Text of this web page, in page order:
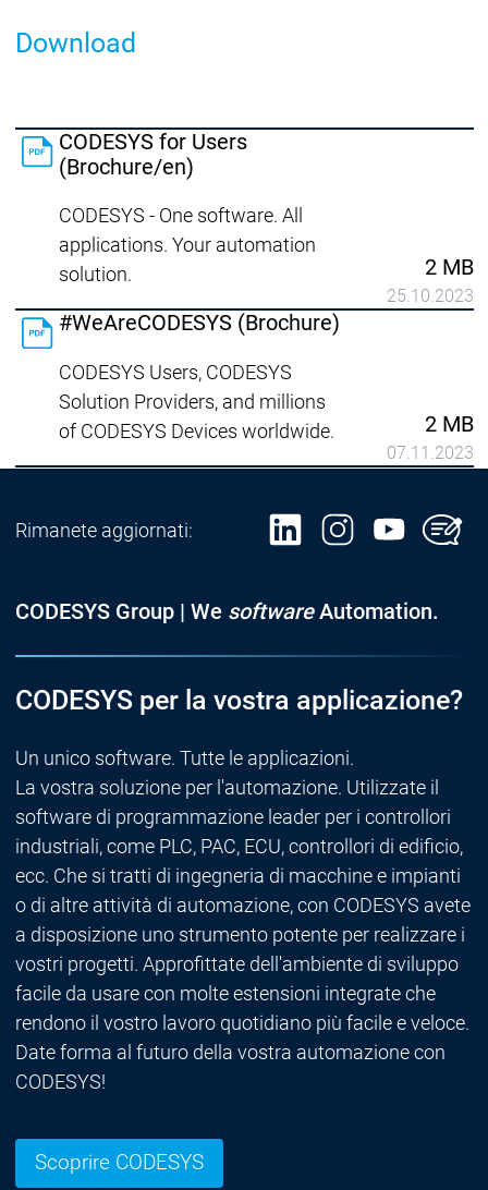
Download
CODESYS for Users
(Brochure/en)
CODESYS - One software. All
applications. Your automation
solution.
2 MB
25.10.2023
#WeAreCODESYS (Brochure)
CODESYS Users, CODESYS
Solution Providers, and millions
of CODESYS Devices worldwide.
2 MB
07.11.2023
Rimanete aggiornati:
CODESYS Group | We softwareAutomation.
CODESYS per la vostra applicazione?
Un unico software. Tutte le applicazioni.
La vostra soluzione per l'automazione. Utilizzate il
software di programmazione leader per i controllori
industriali, come PLC, PAC, ECU, controllori di edificio,
ecc. Che si tratti di ingegneria di macchine e impianti
o di altre attività di automazione, con CODESYS avete
a disposizione uno strumento potente per realizzare i
vostri progetti. Approfittate dell'ambiente di sviluppo
facile da usare con molte estensioni integrate che
rendono il vostro lavoro quotidiano più facile e veloce.
Date forma al futuro della vostra automazione con
CODESYS!
Scoprire CODESYS